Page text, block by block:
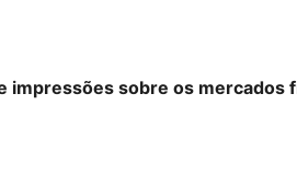
impressões sobre os